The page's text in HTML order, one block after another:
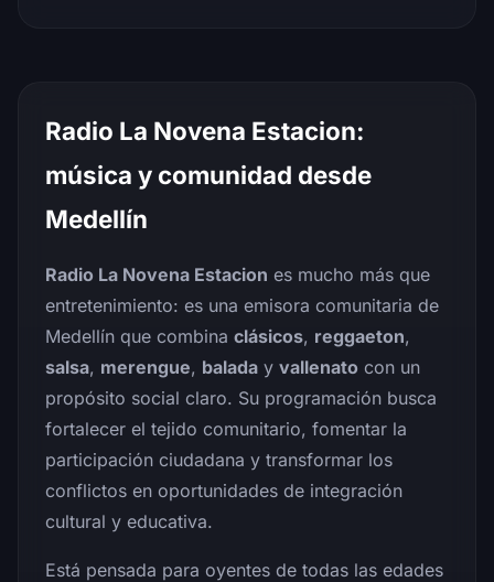
Radio La Novena Estacion:
música y comunidad desde
Medellín
Radio La Novena Estacion es mucho más que
entretenimiento: es una emisora comunitaria de
Medellín que combina clásicos, reggaeton,
salsa, merengue, balada y vallenato con un
propósito social claro. Su programación busca
fortalecer el tejido comunitario, fomentar la
participación ciudadana y transformar los
conflictos en oportunidades de integración
cultural y educativa.
Está pensada para oyentes de todas las edades